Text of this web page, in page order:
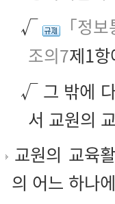
√
「정
조의7제1
√ 그 밖에
서 교원의
교원의 교육
의 어느 하나